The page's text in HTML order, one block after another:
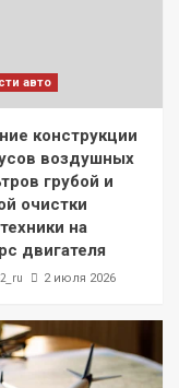
авто
конструкции
воздушных
грубой и
очистки
на
двигателя
2 июля 2026